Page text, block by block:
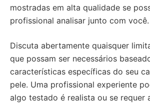
mostradas em alta qualidade se
profissional analisar junto com você.
Discuta abertamente quaisquer
que possam ser necessários
características específicas do seu
pele. Uma profissional experiente
algo testado é realista ou se requer